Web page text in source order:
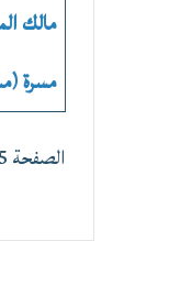
مالك
مسرة
الصفحة 5 من 40